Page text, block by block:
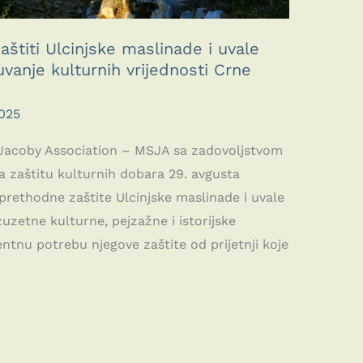
Ulcinjske maslinade i uvale
kulturnih vrijednosti Crne
Association – MSJA sa zadovoljstvom
zaštitu kulturnih dobara 29. avgusta
zaštite Ulcinjske maslinade i uvale
kulturne, pejzažne i istorijske
potrebu njegove zaštite od prijetnji koje